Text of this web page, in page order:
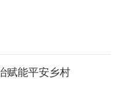
赋能平安乡村